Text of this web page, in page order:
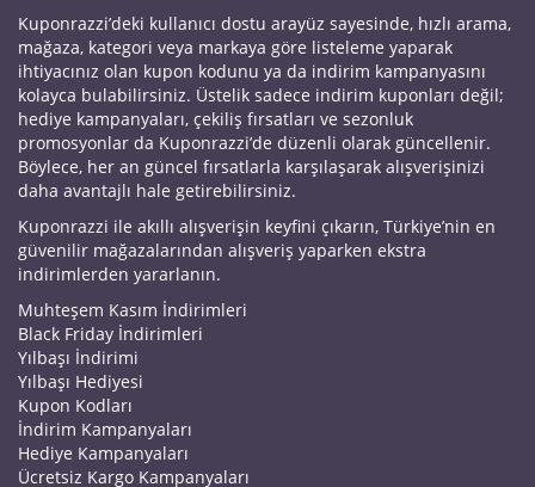
Kuponrazzi’deki kullanıcı dostu arayüz sayesinde, hızlı arama,
mağaza, kategori veya markaya göre listeleme yaparak
ihtiyacınız olan kupon kodunu ya da indirim kampanyasını
kolayca bulabilirsiniz. Üstelik sadece indirim kuponları değil;
hediye kampanyaları, çekiliş fırsatları ve sezonluk
promosyonlar da Kuponrazzi’de düzenli olarak güncellenir.
Böylece, her an güncel fırsatlarla karşılaşarak alışverişinizi
daha avantajlı hale getirebilirsiniz.
Kuponrazzi ile akıllı alışverişin keyfini çıkarın, Türkiye’nin en
güvenilir mağazalarından alışveriş yaparken ekstra
indirimlerden yararlanın.
Muhteşem Kasım İndirimleri
Black Friday İndirimleri
Yılbaşı İndirimi
Yılbaşı Hediyesi
Kupon Kodları
İndirim Kampanyaları
Hediye Kampanyaları
Ücretsiz Kargo Kampanyaları